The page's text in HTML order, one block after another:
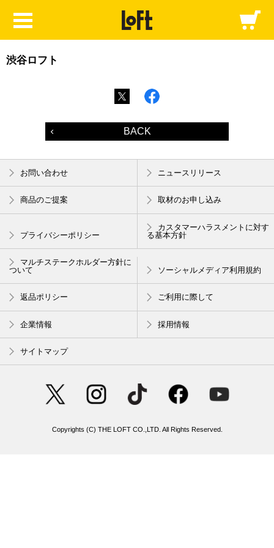
渋谷ロフト
BACK
お問い合わせ ニュースリリース
商品のご提案 取材のお申し込み
プライバシーポリシー
カスタマーハラスメントに対す
る基本方針
マルチステークホルダー方針に
ついて
ソーシャルメディア利用規約
返品ポリシー ご利用に際して
企業情報 採用情報
サイトマップ
Copyrights (C) THE LOFT CO.,LTD. All Rights Reserved.